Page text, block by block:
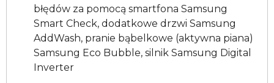
błędów za pomocą smartfona Samsung
Smart Check, dodatkowe drzwi Samsung
AddWash, pranie bąbelkowe (aktywna piana)
Samsung Eco Bubble, silnik Samsung Digital
Inverter